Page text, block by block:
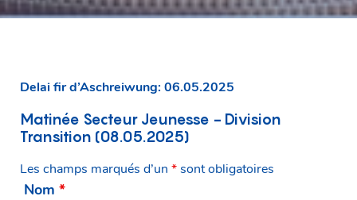
Delai fir d’Aschreiwung: 06.05.2025
Matinée Secteur Jeunesse - Division
Transition (08.05.2025)
Les champs marqués d’un *sont obligatoires
Nom *